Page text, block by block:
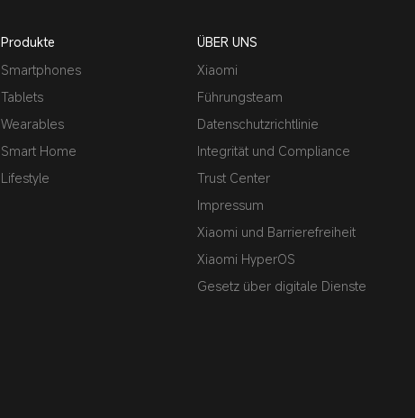
Produkte
Smartphones
Tablets
Wearables
Smart Home
Lifestyle
ÜBER UNS
Xiaomi
Führungsteam
Datenschutzrichtlinie
Integrität und Compliance
Trust Center
Impressum
Xiaomi und Barrierefreiheit
Xiaomi HyperOS
Gesetz über digitale Dienste